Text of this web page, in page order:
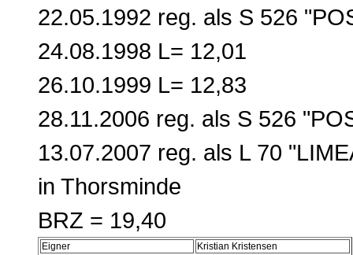
22.05.1992 reg. als S 526
24.08.1998 L= 12,01
26.10.1999 L= 12,83
28.11.2006 reg. als S 526
13.07.2007 reg. als L 70
in Thorsminde
BRZ = 19,40
Eigner Kristian Kristensen